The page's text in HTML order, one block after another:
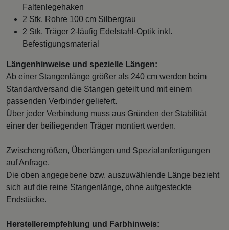
Faltenlegehaken
2 Stk. Rohre 100 cm Silbergrau
2 Stk. Träger 2-läufig Edelstahl-Optik inkl.
Befestigungsmaterial
Längenhinweise und spezielle Längen:
Ab einer Stangenlänge größer als 240 cm werden beim
Standardversand die Stangen geteilt und mit einem
passenden Verbinder geliefert.
Über jeder Verbindung muss aus Gründen der Stabilität
einer der beiliegenden Träger montiert werden.
Zwischengrößen, Überlängen und Spezialanfertigungen
auf Anfrage.
Die oben angegebene bzw. auszuwählende Länge bezieht
sich auf die reine Stangenlänge, ohne aufgesteckte
Endstücke.
Herstellerempfehlung und Farbhinweis: